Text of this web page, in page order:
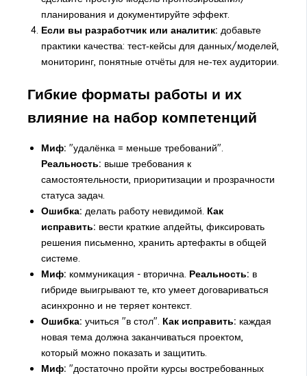
планирования и документируйте эффект.
Если вы разработчик или аналитик: добавьте
практики качества: тест‑кейсы для данных/моделей,
мониторинг, понятные отчёты для не‑тех аудитории.
Гибкие форматы работы и их
влияние на набор компетенций
Миф: "удалёнка = меньше требований".
Реальность: выше требования к
самостоятельности, приоритизации и прозрачности
статуса задач.
Ошибка: делать работу невидимой. Как
исправить: вести краткие апдейты, фиксировать
решения письменно, хранить артефакты в общей
системе.
Миф: коммуникация - вторична. Реальность: в
гибриде выигрывают те, кто умеет договариваться
асинхронно и не теряет контекст.
Ошибка: учиться "в стол". Как исправить: каждая
новая тема должна заканчиваться проектом,
который можно показать и защитить.
Миф: "достаточно пройти курсы востребованных